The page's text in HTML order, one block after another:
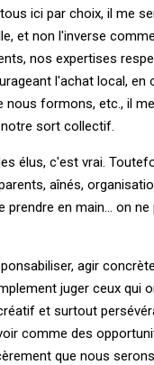
ici par choix, il me
et non l'inverse
nos expertises
l'achat local,
nous formons, etc., il
sort collectif.
élus, c'est vrai.
aînés,
prendre en main... on
agir
juger ceux qui
et surtout
comme des
que nous